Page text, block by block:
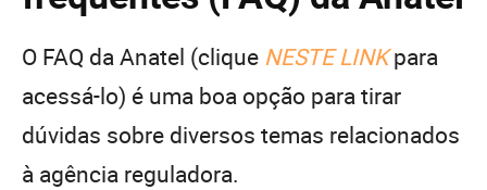
O FAQ da Anatel (clique NESTE LINKpara
acessá-lo) é uma boa opção para tirar
dúvidas sobre diversos temas relacionados
à agência reguladora.